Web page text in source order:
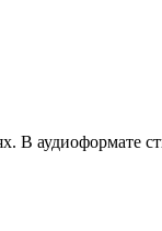
В аудиоформате